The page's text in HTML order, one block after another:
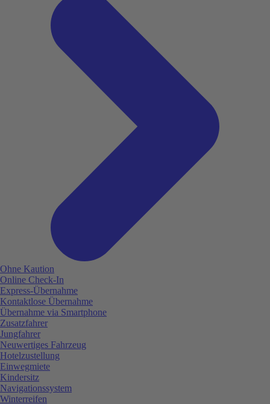
Ohne Kaution
Online Check-In
Express-Übernahme
Kontaktlose Übernahme
Übernahme via Smartphone
Zusatzfahrer
Jungfahrer
Neuwertiges Fahrzeug
Hotelzustellung
Einwegmiete
Kindersitz
Navigationssystem
Winterreifen